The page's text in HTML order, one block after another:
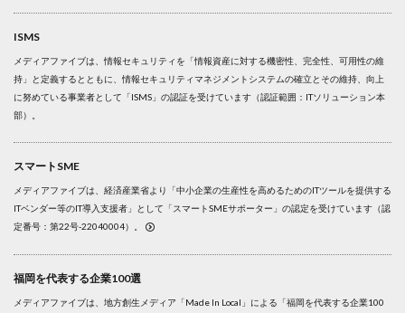
ISMS
メディアファイブは、情報セキュリティを「情報資産に対する機密性、完全性、可用性の維
持」と定義するとともに、情報セキュリティマネジメントシステムの確立とその維持、向上
に努めている事業者として「ISMS」の認証を受けています（認証範囲：ITソリューション本
部）。
スマートSME
メディアファイブは、経済産業省より「中小企業の生産性を高めるためのITツールを提供する
ITベンダー等のIT導入支援者」として「スマートSMEサポーター」の認定を受けています（認
定番号：第22号-22040004）。
福岡を代表する企業100選
メディアファイブは、地方創生メディア「Made In Local」による「福岡を代表する企業100